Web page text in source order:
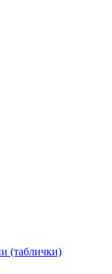
(таблички)